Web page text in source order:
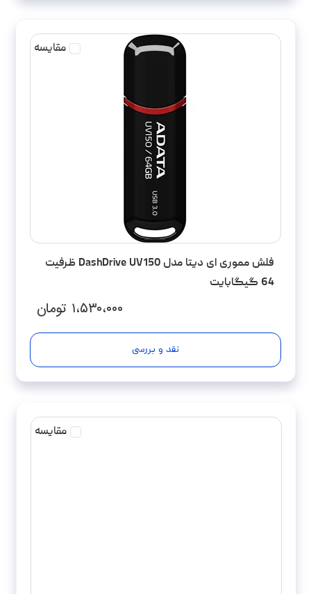
مقایسه
فلش مموری ای دیتا مدل DashDrive UV150 ظرفیت
64 گیگابایت
۱،۵۳۰،۰۰۰ تومان
نقد و بررسی
مقایسه